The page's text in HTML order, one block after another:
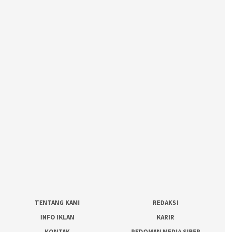
TENTANG KAMI
REDAKSI
INFO IKLAN
KARIR